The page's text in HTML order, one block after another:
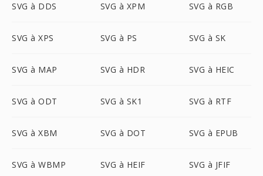
SVG à DDS SVG à XPM SVG à RGB
SVG à XPS SVG à PS SVG à SK
SVG à MAP SVG à HDR SVG à HEIC
SVG à ODT SVG à SK1 SVG à RTF
SVG à XBM SVG à DOT SVG à EPUB
SVG à WBMP SVG à HEIF SVG à JFIF